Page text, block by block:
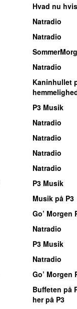
Hvad nu
Natradio
Natradio
Natradio
Kaninhullet
P3 Musik
Natradio
Natradio
Natradio
Natradio
P3 Musik
Musik på P3
Go’ Morgen
Natradio
P3 Musik
Natradio
Go’ Morgen
Buffeten på
her på P3